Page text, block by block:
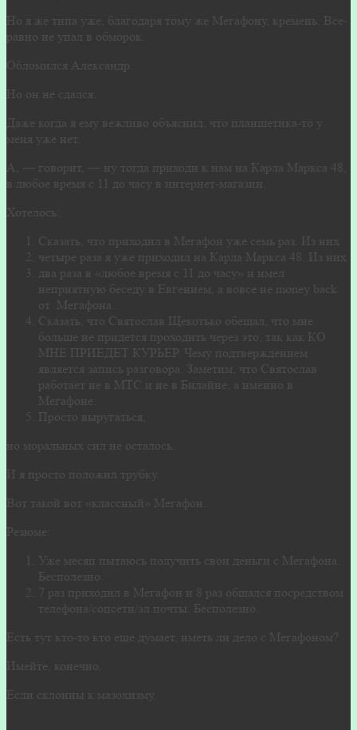
Но я же типа уже, благодаря тому же Мегафону, кремень. Все-
равно не упал в обморок.
Обломился Александр.
Но он не сдался.
Даже когда я ему вежливо объяснил, что планшетика-то у
меня уже нет.
А, — говорит, — ну тогда приходи к нам на Карла Маркса 48,
в любое время с 11 до часу в интернет-магазин.
Хотелось:
Сказать, что приходил в Мегафон уже семь раз. Из них
четыре раза я уже приходил на Карла Маркса 48. Из них
два раза в «любое время с 11 до часу» и имел
неприятную беседу в Евгением, а вовсе не money back
от Мегафона.
Сказать, что Святослав Щекотько обещал, что мне
больше не придется проходить через это, так как КО
МНЕ ПРИЕДЕТ КУРЬЕР. Чему подтверждением
является запись разговора. Заметим, что Святослав
работает не в МТС и не в Билайне, а именно в
Мегафоне.
Просто выругаться,
но моральных сил не осталось.
И я просто положил трубку.
Вот такой вот «классный» Мегафон.
Резюме:
Уже месяц пытаюсь получить свои деньги с Мегафона.
Бесполезно.
7 раз приходил в Мегафон и 8 раз общался посредством
телефона/соцсети/эл.почты. Бесполезно.
Есть тут кто-то кто еще думает, иметь ли дело с Мегафоном?
Имейте, конечно.
Если склонны к мазохизму.